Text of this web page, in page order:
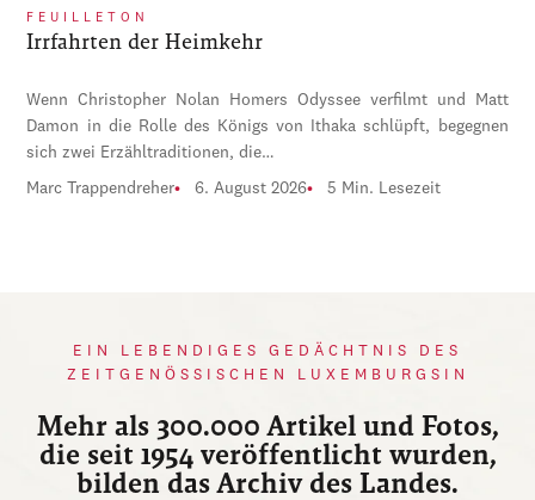
FEUILLETON
Irrfahrten der Heimkehr
Wenn Christopher Nolan Homers Odyssee verfilmt und Matt
Damon in die Rolle des Königs von Ithaka schlüpft, begegnen
sich zwei Erzähltraditionen, die…
Marc Trappendreher 6. August 2026 5 Min. Lesezeit
EIN LEBENDIGES GEDÄCHTNIS DES
ZEITGENÖSSISCHEN LUXEMBURGSIN
Mehr als 300.000 Artikel und Fotos,
die seit 1954 veröffentlicht wurden,
bilden das Archiv des Landes.